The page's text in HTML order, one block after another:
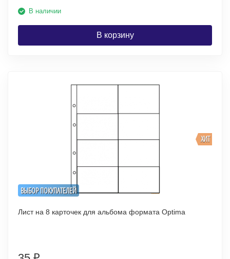
В наличии
В корзину
ВЫБОР ПОКУПАТЕЛЕЙ
ХИТ
Лист на 8 карточек для альбома формата Optima